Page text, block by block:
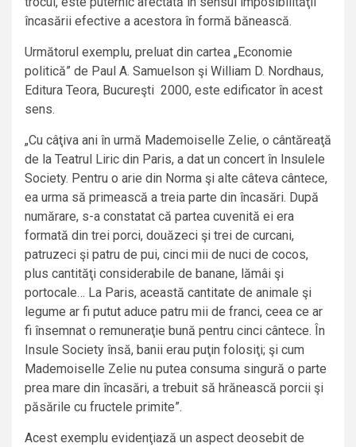
încasării efective a acestora în formă bănească.
Următorul exemplu, preluat din cartea „Economie
politică” de Paul A. Samuelson şi William D. Nordhaus,
Editura Teora, Bucureşti 2000, este edificator în acest
sens.
„Cu câţiva ani în urmă Mademoiselle Zelie, o cântăreaţă
de la Teatrul Liric din Paris, a dat un concert în Insulele
Society. Pentru o arie din Norma şi alte câteva cântece,
ea urma să primească a treia parte din încasări. După
numărare, s-a constatat că partea cuvenită ei era
formată din trei porci, douăzeci şi trei de curcani,
patruzeci şi patru de pui, cinci mii de nuci de cocos,
plus cantităţi considerabile de banane, lămâi şi
portocale… La Paris, această cantitate de animale şi
legume ar fi putut aduce patru mii de franci, ceea ce ar
fi însemnat o remuneraţie bună pentru cinci cântece. În
Insule Society însă, banii erau puţin folosiţi; şi cum
Mademoiselle Zelie nu putea consuma singură o parte
prea mare din încasări, a trebuit să hrănească porcii şi
păsările cu fructele primite”.
Acest exemplu evidenţiază un aspect deosebit de